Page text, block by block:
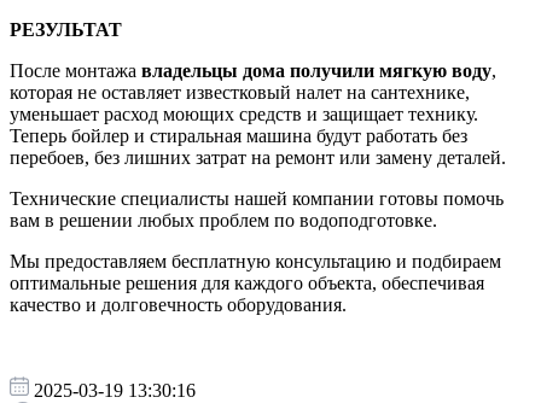
РЕЗУЛЬТАТ
После монтажа владельцы дома получили мягкую воду,
которая не оставляет известковый налет на сантехнике,
уменьшает расход моющих средств и защищает технику.
Теперь бойлер и стиральная машина будут работать без
перебоев, без лишних затрат на ремонт или замену деталей.
Технические специалисты нашей компании готовы помочь
вам в решении любых проблем по водоподготовке.
Мы предоставляем бесплатную консультацию и подбираем
оптимальные решения для каждого объекта, обеспечивая
качество и долговечность оборудования.
2025-03-19 13:30:16